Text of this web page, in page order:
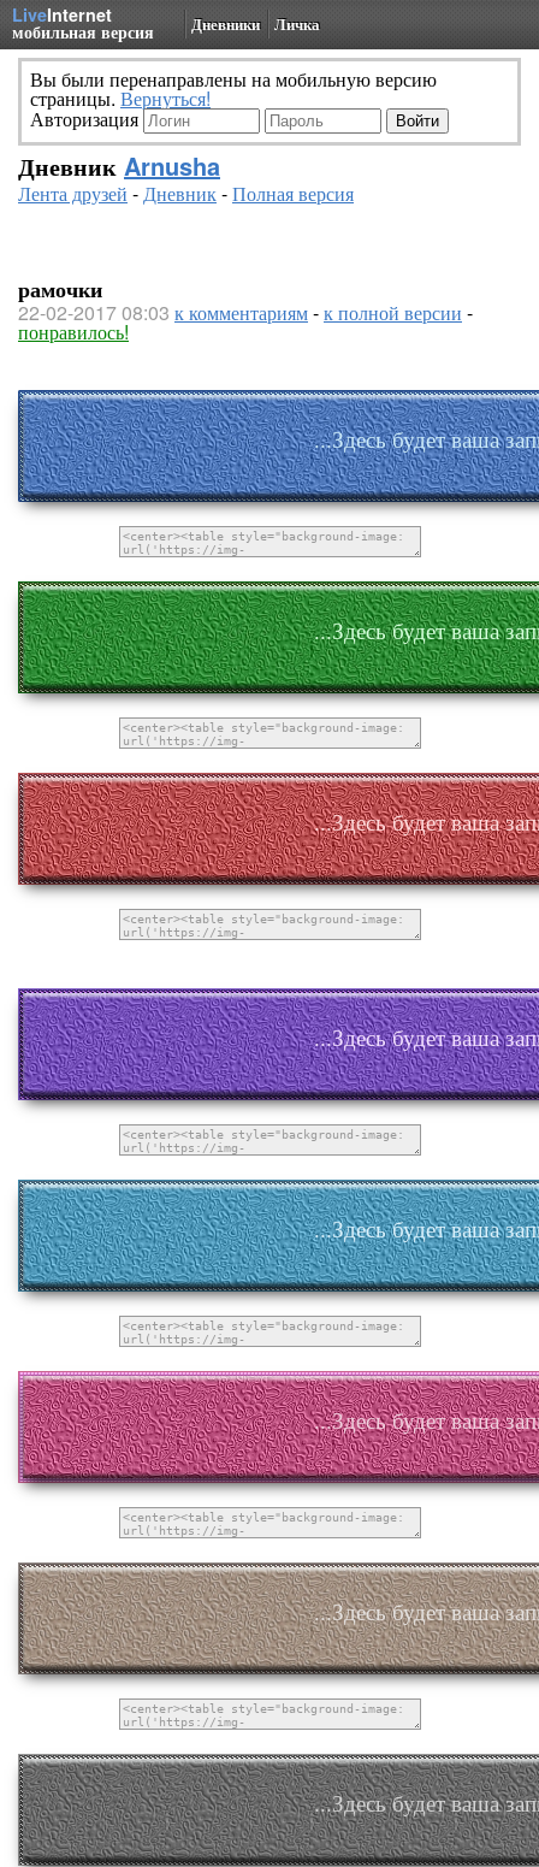
LiveInternet
мобильная версия Дневники Личка
Вы были перенаправлены на мобильную версию
страницы. Вернуться!
Авторизация
Дневник Arnusha
Лента друзей -Дневник-Полная версия
рамочки
22-02-2017 08:03 к комментариям-к полной версии -
понравилось!
...Здесь будет ваша
...Здесь будет ваша
...Здесь будет ваша
...Здесь будет ваша
...Здесь будет ваша
...Здесь будет ваша
...Здесь будет ваша
...Здесь будет ваша